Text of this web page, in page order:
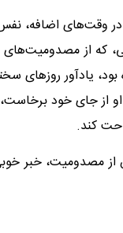
وقت‌های اضافه،
که از
یادآور روزهای
از جای خود
کند.